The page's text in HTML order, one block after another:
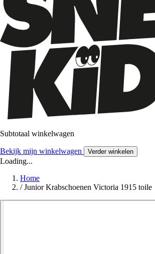
Subtotaal winkelwagen
Bekijk mijn winkelwagen Verder winkelen
Loading...
Home
/ Junior Krabschoenen Victoria 1915 toile